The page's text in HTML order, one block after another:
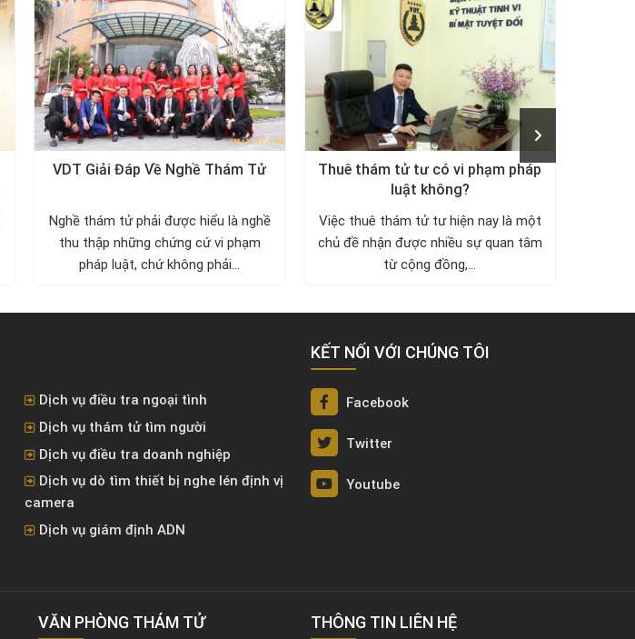
VDT Giải Đáp Về Nghề Thám Tử
Nghề thám tử phải được hiểu là nghề
thu thập những chứng cứ vi phạm
pháp luật, chứ không phải...
Thuê thám tử tư có vi phạm pháp
luật không?
Việc thuê thám tử tư hiện nay là một
chủ đề nhận được nhiều sự quan tâm
từ cộng đồng,...
Dịch vụ điều tra ngoại tình
Dịch vụ thám tử tìm người
Dịch vụ điều tra doanh nghiệp
Dịch vụ dò tìm thiết bị nghe lén định vị
camera
Dịch vụ giám định ADN
KẾT NỐI VỚI CHÚNG TÔI
Facebook
Twitter
Youtube
VĂN PHÒNG ​THÁM TỬ THÔNG TIN LIÊN HỆ